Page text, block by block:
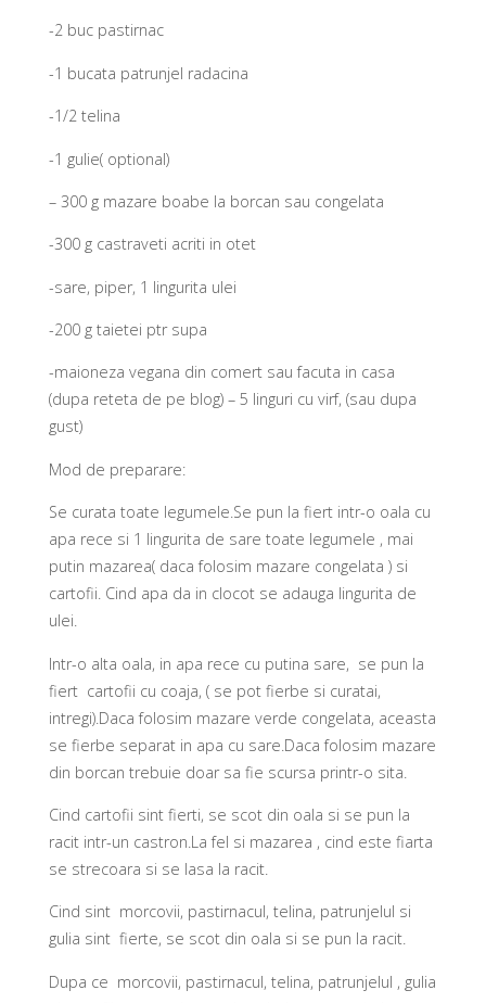
-2 buc pastirnac
-1 bucata patrunjel radacina
-1/2 telina
-1 gulie( optional)
– 300 g mazare boabe la borcan sau congelata
-300 g castraveti acriti in otet
-sare, piper, 1 lingurita ulei
-200 g taietei ptr supa
-maioneza vegana din comert sau facuta in casa
(dupa reteta de pe blog) – 5 linguri cu virf, (sau dupa
gust)
Mod de preparare:
Se curata toate legumele.Se pun la fiert intr-o oala cu
apa rece si 1 lingurita de sare toate legumele , mai
putin mazarea( daca folosim mazare congelata ) si
cartofii. Cind apa da in clocot se adauga lingurita de
ulei.
Intr-o alta oala, in apa rece cu putina sare, se pun la
fiert cartofii cu coaja, ( se pot fierbe si curatai,
intregi).Daca folosim mazare verde congelata, aceasta
se fierbe separat in apa cu sare.Daca folosim mazare
din borcan trebuie doar sa fie scursa printr-o sita.
Cind cartofii sint fierti, se scot din oala si se pun la
racit intr-un castron.La fel si mazarea , cind este fiarta
se strecoara si se lasa la racit.
Cind sint morcovii, pastirnacul, telina, patrunjelul si
gulia sint fierte, se scot din oala si se pun la racit.
Dupa ce morcovii, pastirnacul, telina, patrunjelul , gulia